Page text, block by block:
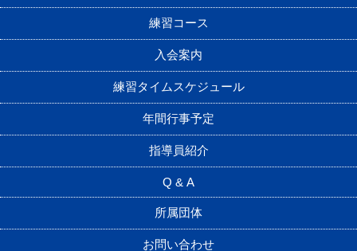
練習コース
入会案内
練習タイムスケジュール
年間行事予定
指導員紹介
Q & A
所属団体
お問い合わせ